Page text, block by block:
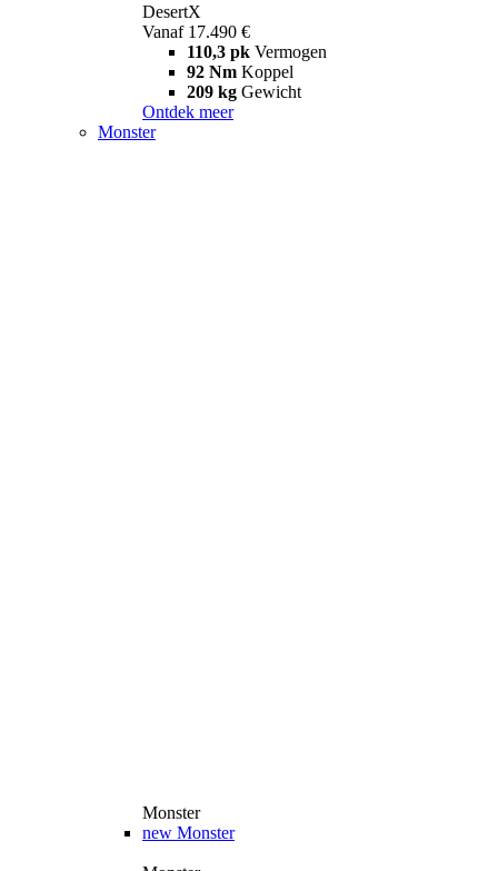
DesertX
Vanaf 17.490 €
110,3 pk Vermogen
92 Nm Koppel
209 kg Gewicht
Ontdek meer
Monster
Monster
new Monster